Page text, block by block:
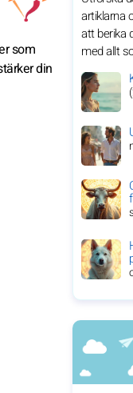
som
din
artiklarna
att berika
med allt